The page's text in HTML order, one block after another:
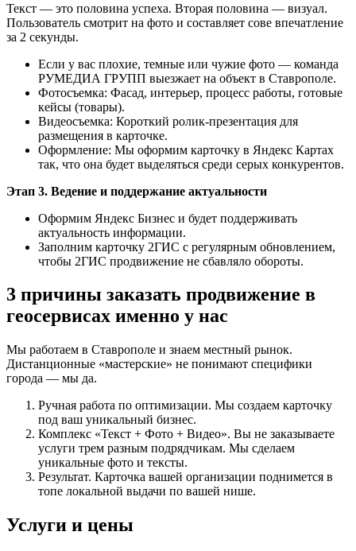
Текст — это половина успеха. Вторая половина — визуал.
Пользователь смотрит на фото и составляет сове впечатление
за 2 секунды.
Если у вас плохие, темные или чужие фото — команда
РУМЕДИА ГРУПП выезжает на объект в Ставрополе.
Фотосъемка: Фасад, интерьер, процесс работы, готовые
кейсы (товары).
Видеосъемка: Короткий ролик-презентация для
размещения в карточке.
Оформление: Мы оформим карточку в Яндекс Картах
так, что она будет выделяться среди серых конкурентов.
Этап 3. Ведение и поддержание актуальности
Оформим Яндекс Бизнес и будет поддерживать
актуальность информации.
Заполним карточку 2ГИС с регулярным обновлением,
чтобы 2ГИС продвижение не сбавляло обороты.
3 причины заказать продвижение в
геосервисах именно у нас
Мы работаем в Ставрополе и знаем местный рынок.
Дистанционные «мастерские» не понимают специфики
города — мы да.
Ручная работа по оптимизации. Мы создаем карточку
под ваш уникальный бизнес.
Комплекс «Текст + Фото + Видео». Вы не заказываете
услуги трем разным подрядчикам. Мы сделаем
уникальные фото и тексты.
Результат. Карточка вашей организации поднимется в
топе локальной выдачи по вашей нише.
Услуги и цены